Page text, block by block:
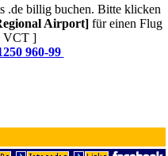
billig buchen. Bitte klicken
Airport]für einen Flug
VCT ]
960-99